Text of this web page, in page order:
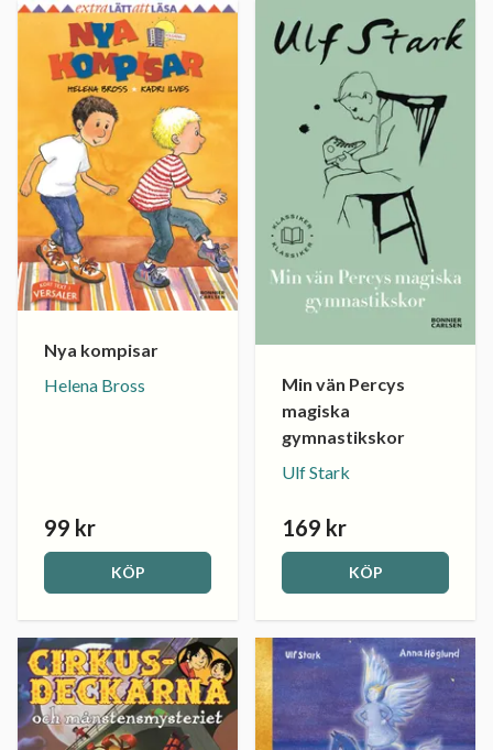
Nya kompisar
Helena Bross
99 kr
KÖP
Min vän Percys
magiska
gymnastikskor
Ulf Stark
169 kr
KÖP